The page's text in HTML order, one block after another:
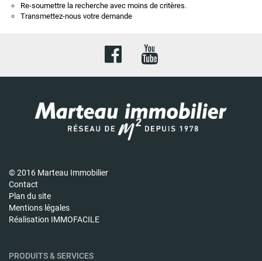
Re-soumettre la recherche avec moins de critères.
Transmettez-nous votre demande
© 2016 Marteau Immobilier
Contact
Plan du site
Mentions légales
Réalisation IMMOFACILE
PRODUITS & SERVICES